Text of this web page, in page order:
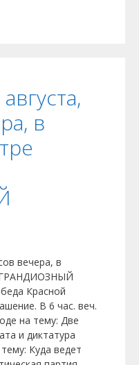
в
вечера, в
ГРАНДИОЗНЫЙ
Красной
В 6 час. веч.
на тему: Две
и диктатура
Куда ведет